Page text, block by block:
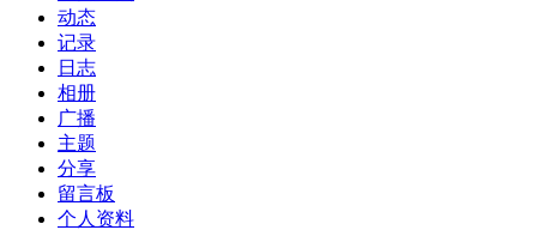
动态
记录
日志
相册
广播
主题
分享
留言板
个人资料